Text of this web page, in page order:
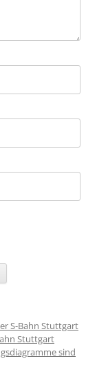
S-Bahn Stuttgart
Stuttgart
sind